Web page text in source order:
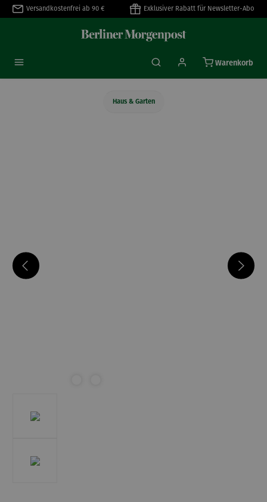
springen
Versandkostenfrei ab 90 € Exklusiver Rabatt für Newsletter-Abo
Warenkorb
Haus & Garten